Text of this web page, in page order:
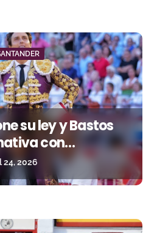
su ley y Bastos
con
24, 2026